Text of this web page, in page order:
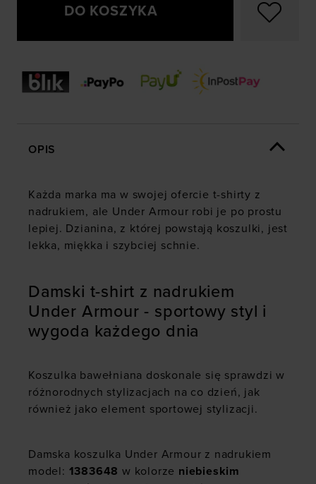
DO KOSZYKA
OPIS
Każda marka ma w swojej ofercie t-shirty z
nadrukiem, ale Under Armour robi je po prostu
lepiej. Dzianina, z której powstają koszulki, jest
lekka, miękka i szybciej schnie.
Damski t-shirt z nadrukiem
Under Armour - sportowy styl i
wygoda każdego dnia
Koszulka bawełniana doskonale się sprawdzi w
różnorodnych stylizacjach na co dzień, jak
również jako element sportowej stylizacji.
Damska koszulka Under Armour z nadrukiem
model: 1383648 w kolorze niebieskim